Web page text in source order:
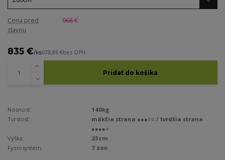
Cena pred
zľavou
968 €
835 €/ks678,86 €bez DPH
Pridať do košíka
Nosnosť:
140kg
Tvrdosť:
mäkšia strana ●●●○○ / tvrdšia strana
●●●●○
Výška:
23cm
Fyziosystém:
7 zón